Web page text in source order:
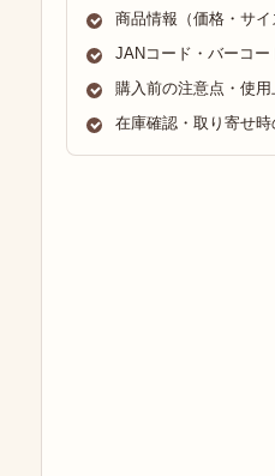
商品情報（価格・サイ
JANコード・バーコー
購入前の注意点・使
在庫確認・取り寄せ時